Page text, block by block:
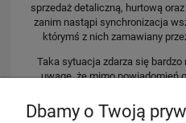
sprzedaż detaliczną, hurtową
zanim nastąpi synchronizacja
którymś z nich zamawiany
Taka sytuacja zdarza się
uwagę, że mimo powiadomień
kontaktowali się z Państwem
prawidłowego numeru
Dbamy o Twoją